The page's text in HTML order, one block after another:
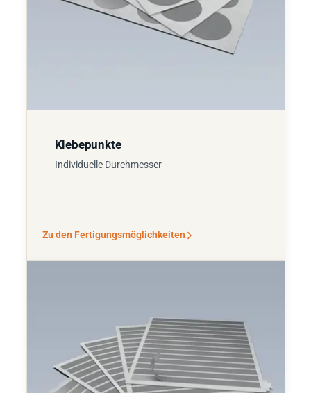
Klebepunkte
Individuelle Durchmesser
Zu den Fertigungsmöglichkeiten